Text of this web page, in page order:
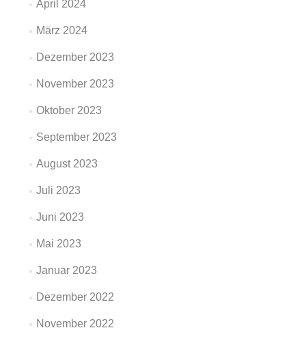
April 2024
März 2024
Dezember 2023
November 2023
Oktober 2023
September 2023
August 2023
Juli 2023
Juni 2023
Mai 2023
Januar 2023
Dezember 2022
November 2022